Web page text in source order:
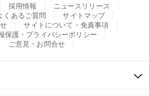
採用情報
ニュースリリース
くあるご質問
サイトマップ
サイトについて・免責事項
保護・プライバシーポリシー
ご意見・お問合せ